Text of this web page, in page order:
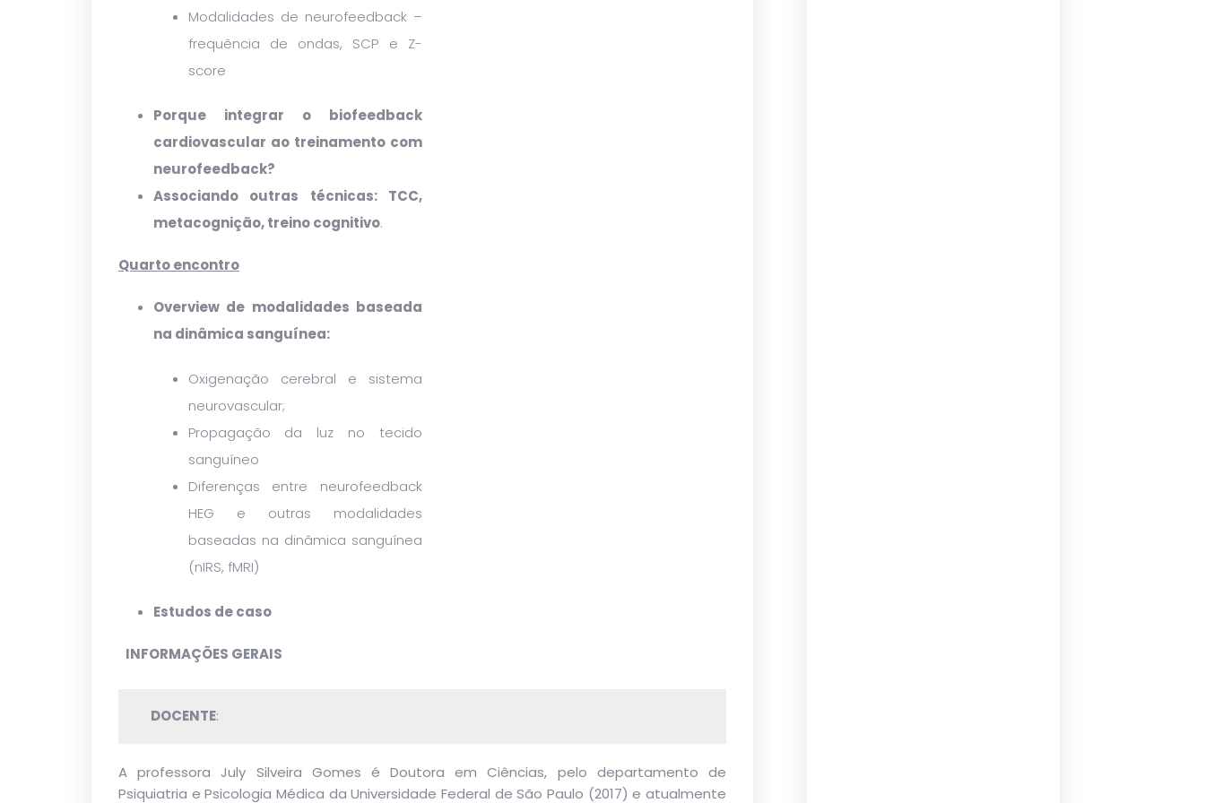
Modalidades de neurofeedback –
frequência de ondas, SCP e Z-
score
Porque integrar o biofeedback
cardiovascular ao treinamento com
neurofeedback?
Associando outras técnicas: TCC,
metacognição, treino cognitivo.
Quarto encontro
Overview de modalidades baseada
na dinâmica sanguínea:
Oxigenação cerebral e sistema
neurovascular;
Propagação da luz no tecido
sanguíneo
Diferenças entre neurofeedback
HEG e outras modalidades
baseadas na dinâmica sanguínea
(nIRS, fMRI)
Estudos de caso
INFORMAÇÕES GERAIS
DOCENTE:
A professora July Silveira Gomes é Doutora em Ciências, pelo departamento de
Psiquiatria e Psicologia Médica da Universidade Federal de São Paulo (2017) e atualmente